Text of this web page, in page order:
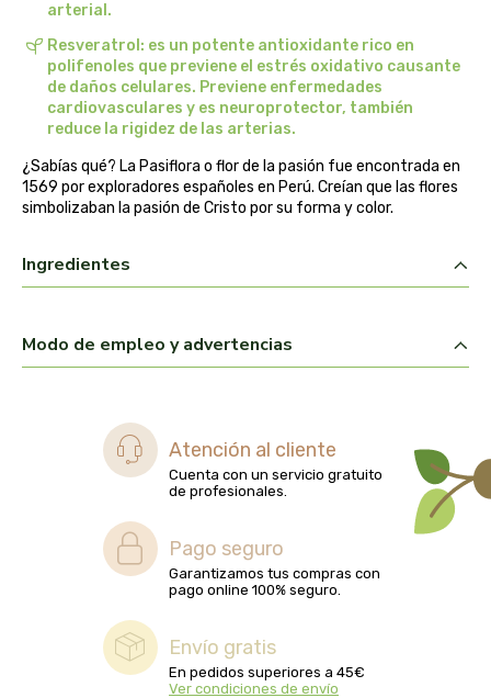
arterial.
Resveratrol: es un potente antioxidante rico en
polifenoles que previene el estrés oxidativo causante
de daños celulares. Previene enfermedades
cardiovasculares y es neuroprotector, también
reduce la rigidez de las arterias.
¿Sabías qué? La Pasiflora o flor de la pasión fue encontrada en
1569 por exploradores españoles en Perú. Creían que las flores
simbolizaban la pasión de Cristo por su forma y color.
Ingredientes
Modo de empleo y advertencias
Atención al cliente
Cuenta con un servicio gratuito
de profesionales.
Pago seguro
Garantizamos tus compras con
pago online 100% seguro.
Envío gratis
En pedidos superiores a 45€
Ver condiciones de envío
biocop
biofloral
biokap
bioserum
biover
brinkers food
cal valls
calmmabis
camaleon